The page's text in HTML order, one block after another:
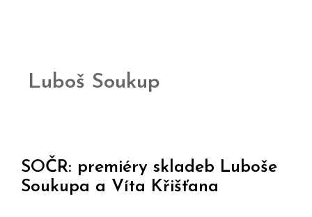
Luboš Soukup
SOČR: premiéry skladeb Luboše
Soukupa a Víta Křišťana